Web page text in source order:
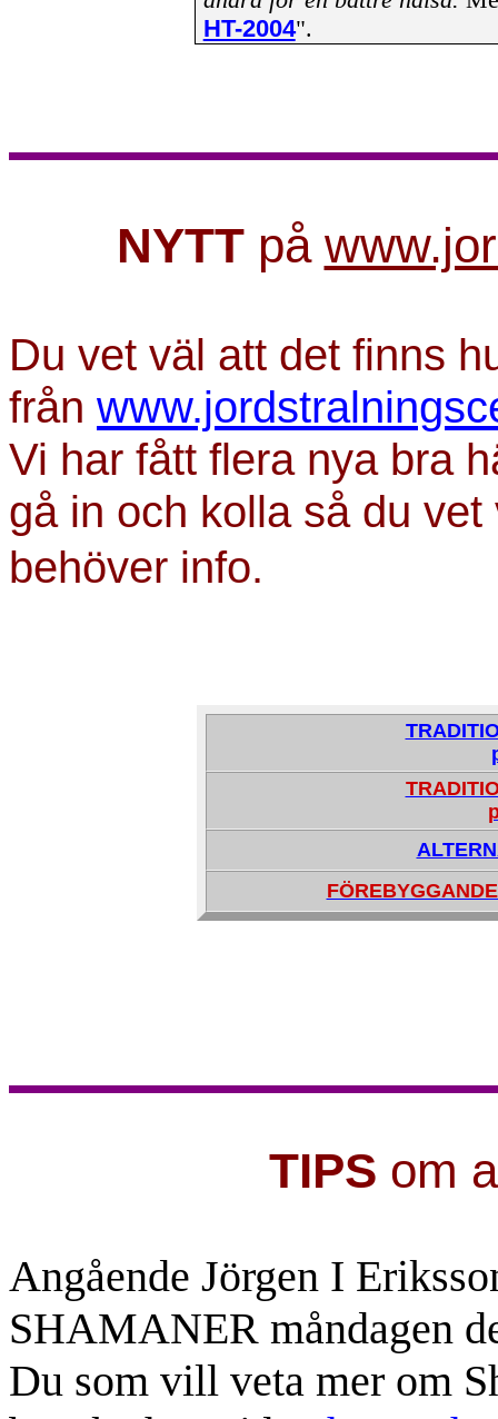
HT-2004".
NYTTpå
Du vet väl att det finns
från
Vi har fått flera nya bra
gå in och kolla så du
behöver info.
TIPS om
Angående Jörgen I
SHAMANER måndagen
Du som vill veta mer om